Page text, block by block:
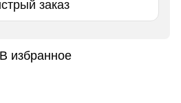
заказ
В избранное